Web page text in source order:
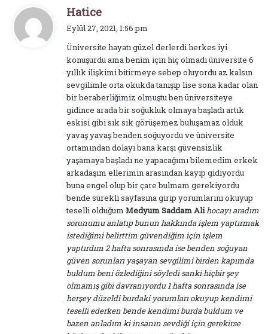
Hatice
i
k
i
:
Eylül 27, 2021, 1:56 pm
Üniversite hayatı güzel derlerdi herkes iyi
konuşurdu ama benim için hiç olmadı üniversite 6
yıllık ilişkimi bitirmeye sebep oluyordu az kalsın
sevgilimle orta okukda tanışıp lise sona kadar olan
bir beraberliğimiz olmuştu ben üniversiteye
gidince arada bir soğukluk olmaya başladı artık
eskisi gibi sık sık görüşemez buluşamaz olduk
yavaş yavaş benden soğuyordu ve üniversite
ortamından dolayı bana karşı güvensizlik
yaşamaya başladı ne yapacağımı bilemedim erkek
arkadaşım ellerimin arasından kayıp gidiyordu
buna engel olup bir çare bulmam gerekiyordu
bende sürekli sayfasına girip yorumlarını okuyup
teselli olduğum Medyum Saddam Alihocayı aradım
sorunumu anlatıp bunun hakkında işlem yaptırmak
istediğimi belirttim güvendiğim için işlem
yaptırdım 2 hafta sonrasında ise benden soğuyan
güven sorunları yaşayan sevgilimi birden kapımda
buldum beni özlediğini söyledi sanki hiçbir şey
olmamış gibi davranıyordu 1 hafta sonrasında ise
herşey düzeldi burdaki yorumları okuyup kendimi
teselli ederken bende kendimi burda buldum ve
bazen anladım ki insanın sevdiği için gerekirse